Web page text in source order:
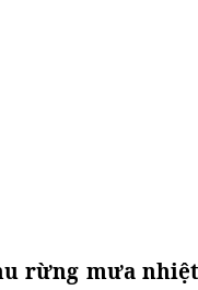
rừng mưa